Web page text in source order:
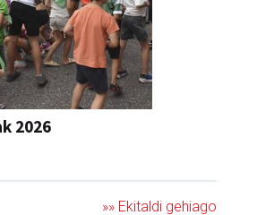
2026
»» Ekitaldi gehiago